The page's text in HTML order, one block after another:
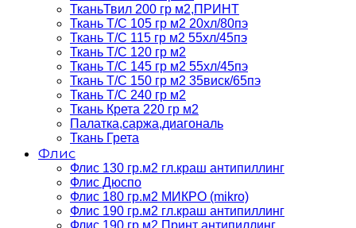
ТканьТвил 200 гр м2,ПРИНТ
Ткань Т/C 105 гр м2 20хл/80пэ
Ткань Т/C 115 гр м2 55хл/45пэ
Ткань Т/C 120 гр м2
Ткань Т/C 145 гр м2 55хл/45пэ
Ткань Т/C 150 гр м2 35виск/65пэ
Ткань Т/C 240 гр м2
Ткань Крета 220 гр м2
Палатка,саржа,диагональ
Ткань Грета
Флис
Флис 130 гр.м2 гл.краш антипиллинг
Флис Дюспо
Флис 180 гр.м2 МИКРО (mikro)
Флис 190 гр.м2 гл.краш антипиллинг
Флис 190 гр.м2 Принт антипиллинг